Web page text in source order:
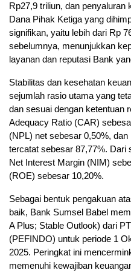
Rp27,9 triliun, dan penyaluran
Dana Pihak Ketiga yang
signifikan, yaitu lebih dari Rp
sebelumnya, menunjukkan
layanan dan reputasi Bank
Stabilitas dan kesehatan
sejumlah rasio utama yang
dan sesuai dengan ketentuan
Adequacy Ratio (CAR)
(NPL) net sebesar 0,50%,
tercatat sebesar 87,77%. Dari
Net Interest Margin (NIM)
(ROE) sebesar 10,20%.
Sebagai bentuk pengakuan
baik, Bank Sumsel Babel
A Plus; Stable Outlook) dari
(PEFINDO) untuk periode 1
2025. Peringkat ini
memenuhi kewajiban